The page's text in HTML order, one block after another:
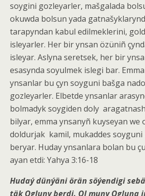
soygini gozleyarler, mašgalada
okuwda bolsun yada
tarapyndan kabul edilmeklerini,
isleyarler. Her bir ynsan özüniñ
isleyar. Aslyna seretsek, her bir
esasynda soyulmek islegi bar.
ynsanlar bu çyn soyguni bašga
gozleyarler. Elbetde ynsanlar
bolmadyk soygiden doly
bilyar, emma ynsanyñ kuyseyan we
doldurjak kamil, mukaddes
beryar. Huday ynsanlara bolan bu
ayan etdi: Yahya 3:16-18
Hudaýdünýäni örän söýendigi
täk Ogluny berdi. Ol muny Ogluna